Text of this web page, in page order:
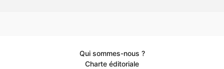
Qui sommes-nous ?
Charte éditoriale